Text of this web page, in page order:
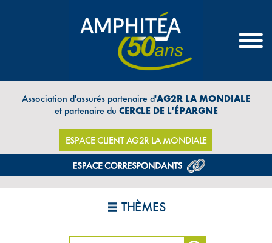
Association d'assurés partenaire d'AG2R LA MONDIALE
et partenaire du CERCLE DE L'ÉPARGNE
ESPACE CLIENT AG2R LA MONDIALE
THÈMES